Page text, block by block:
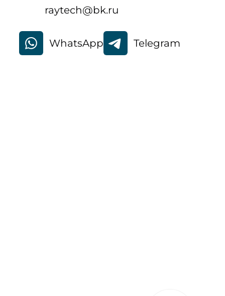
raytech@bk.ru
WhatsApp Telegram